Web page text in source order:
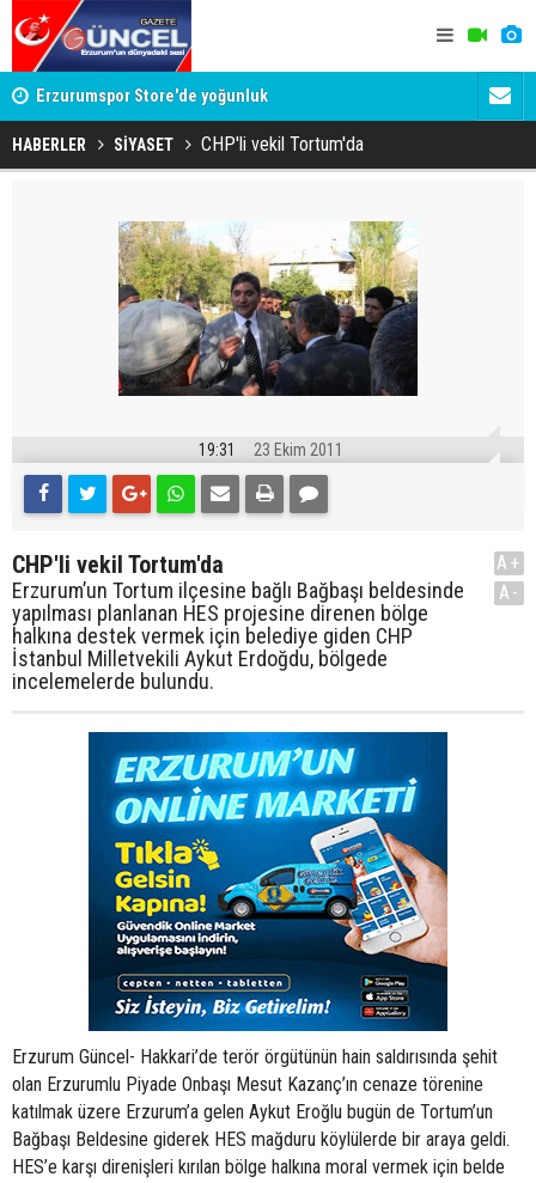
Erzurumspor Store'de yoğunluk Adalet
HABERLER SİYASET CHP'li vekil Tortum'da
19:31 23 Ekim 2011
CHP'li vekil Tortum'da
Erzurum’un Tortum ilçesine bağlı Bağbaşı beldesinde
yapılması planlanan HES projesine direnen bölge
halkına destek vermek için belediye giden CHP
İstanbul Milletvekili Aykut Erdoğdu, bölgede
incelemelerde bulundu.
A+
A-
Erzurum Güncel- Hakkari’de terör örgütünün hain saldırısında şehit
olan Erzurumlu Piyade Onbaşı Mesut Kazanç’ın cenaze törenine
katılmak üzere Erzurum’a gelen Aykut Eroğlu bugün de Tortum’un
Bağbaşı Beldesine giderek HES mağduru köylülerde bir araya geldi.
HES’e karşı direnişleri kırılan bölge halkına moral vermek için belde